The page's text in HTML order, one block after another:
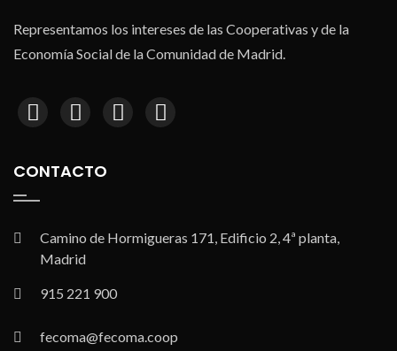
Representamos los intereses de las Cooperativas y de la
Economía Social de la Comunidad de Madrid.
CONTACTO
Camino de Hormigueras 171, Edificio 2, 4ª planta,
Madrid
915 221 900
fecoma@fecoma.coop